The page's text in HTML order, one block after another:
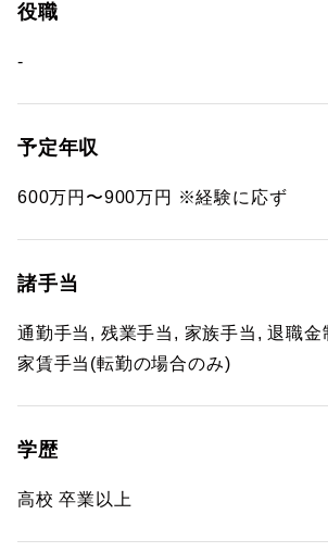
役職
-
予定年収
600万円〜900万円 ※経験に応ず
諸手当
通勤手当, 残業手当, 家族手当, 退職金
家賃手当(転勤の場合のみ)
学歴
高校 卒業以上